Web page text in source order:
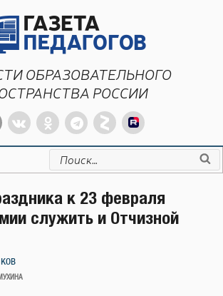
ОБРАЗОВАТЕЛЬНОГО
РОССИИ
Искать:
к 23 февраля
служить и Отчизной